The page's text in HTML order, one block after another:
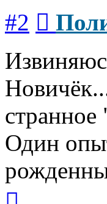
#2
странное
Один